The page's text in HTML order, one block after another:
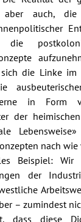
aber auch,
die
die Linke im
in Form
der
nach
Beispiel: Wir
der
– zumindest
dass diese